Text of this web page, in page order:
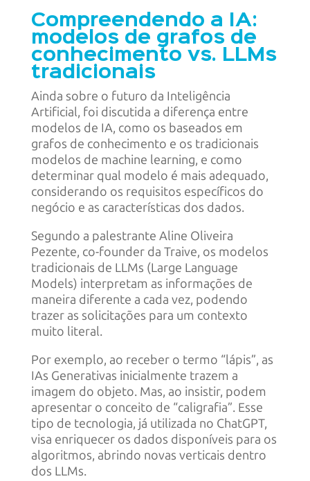
Compreendendo a IA:
modelos de grafos de
conhecimento vs. LLMs
tradicionais
Ainda sobre o futuro da Inteligência
Artificial, foi discutida a diferença entre
modelos de IA, como os baseados em
grafos de conhecimento e os tradicionais
modelos de machine learning, e como
determinar qual modelo é mais adequado,
considerando os requisitos específicos do
negócio e as características dos dados.
Segundo a palestrante Aline Oliveira
Pezente, co-founder da Traive, os modelos
tradicionais de LLMs (Large Language
Models) interpretam as informações de
maneira diferente a cada vez, podendo
trazer as solicitações para um contexto
muito literal.
Por exemplo, ao receber o termo “lápis”, as
IAs Generativas inicialmente trazem a
imagem do objeto. Mas, ao insistir, podem
apresentar o conceito de “caligrafia”. Esse
tipo de tecnologia, já utilizada no ChatGPT,
visa enriquecer os dados disponíveis para os
algoritmos, abrindo novas verticais dentro
dos LLMs.